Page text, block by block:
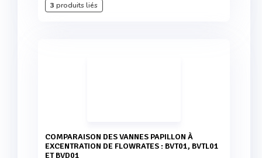
3 produits liés
COMPARAISON DES VANNES PAPILLON À
EXCENTRATION DE FLOWRATES : BVT01, BVTL01
ET BVD01